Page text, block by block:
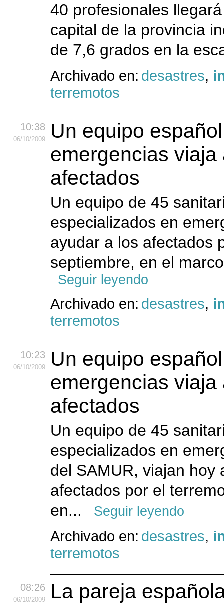
40 profesionales
capital de la provincia
de 7,6 grados en la
Archivado en: desastres,
terremotos
10:38
06/10/2009
Un equipo
emergencias
afectados
Un equipo de 45
especializados en
ayudar a los afectados
septiembre, en el
Seguir leyendo
Archivado en: desastres,
terremotos
10:23
06/10/2009
Un equipo
emergencias
afectados
Un equipo de 45
especializados en
del SAMUR, viajan hoy
afectados por el
en...
Seguir leyendo
Archivado en: desastres,
terremotos
08:26
06/10/2009
La pareja